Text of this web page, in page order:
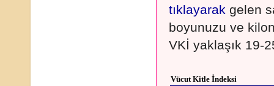
tıklayarak gelen
boyunuzu ve
VKİ yaklaşık 19-
Vücut Kitle İndeksi